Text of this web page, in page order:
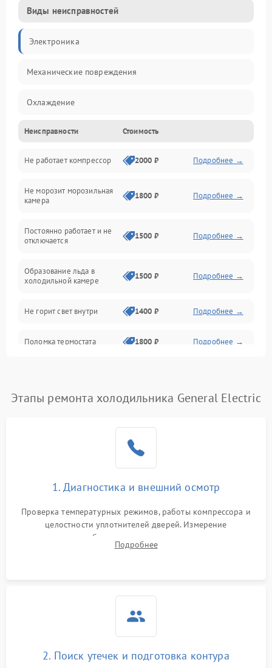
Виды неисправностей
Электроника
Механические повреждения
Охлаждение
Механика
Электропитание
Дренаж
Неисправности Стоимость
Не работает компрессор 2000 ₽ Подробнее →
Не морозит морозильная
камера
1800 ₽ Подробнее →
Постоянно работает и не
отключается
1500 ₽ Подробнее →
Образование льда в
холодильной камере
1500 ₽ Подробнее →
Не горит свет внутри 1400 ₽ Подробнее →
Поломка термостата 1800 ₽ Подробнее →
Поломка системы No Frost 2600 ₽ Подробнее →
работе
2000 ₽ Подробнее →
1000 ₽
1800 ₽
Этапы ремонта холодильника General Electric
1. Диагностика и внешний осмотр
Проверка температурных режимов, работы компрессора и
целостности уплотнителей дверей. Измерение
сопротивления обмоток мотора, проверка термостата и
считывание кодов ошибок с электронного дисплея.
Подробнее
2. Поиск утечек и подготовка контура